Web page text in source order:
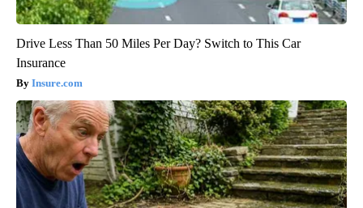
Drive Less Than 50 Miles Per Day? Switch to This Car
Insurance
Insure.com